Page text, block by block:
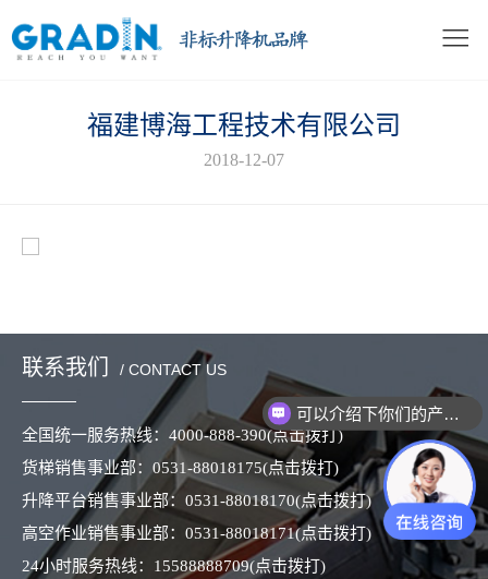
福建博海工程技术有限公司
2018-12-07
联系我们 / CONTACT US
全国统一服务热线： 4000-888-390(点击拨打)
货梯销售事业部： 0531-88018175(点击拨打)
升降平台销售事业部： 0531-88018170(点击拨打)
高空作业销售事业部： 0531-88018171(点击拨打)
24小时服务热线： 15588888709(点击拨打)